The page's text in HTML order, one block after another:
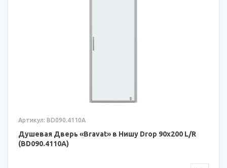
Артикул: BD090.4110A
Душевая Дверь «Bravat» в Нишу Drop 90x200 L/R
(BD090.4110A)